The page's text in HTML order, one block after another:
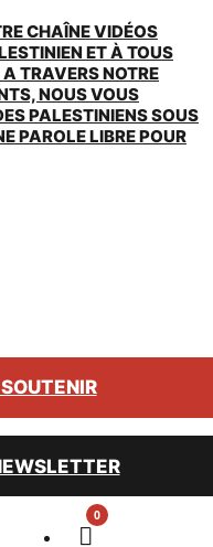
CHAÎNE VIDÉOS
ET À TOUS
TRAVERS NOTRE
NOUS VOUS
PALESTINIENS SOUS
PAROLE LIBRE POUR
0